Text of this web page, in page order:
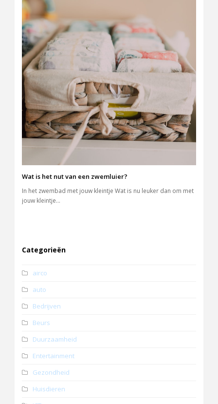
Wat is het nut van een zwemluier?
In het zwembad met jouw kleintje Wat is nu leuker dan om met
jouw kleintje…
Categorieën
airco
auto
Bedrijven
Beurs
Duurzaamheid
Entertainment
Gezondheid
Huisdieren